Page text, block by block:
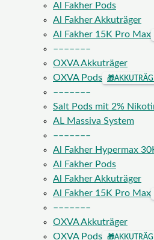
Al Fakher Pods
Al Fakher Akkuträger
Al Fakher 15K Pro Max
–––––––
OXVA Akkuträger
OXVA Pods
🎁
–––––––
Salt Pods mit 2%
AL Massiva System
–––––––
Al Fakher Hypermax
Al Fakher Pods
Al Fakher Akkuträger
Al Fakher 15K Pro Max
–––––––
OXVA Akkuträger
OXVA Pods
🎁